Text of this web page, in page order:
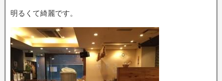
明るくて綺麗です。